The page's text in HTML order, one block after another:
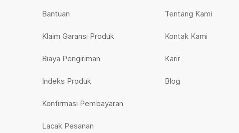
Bantuan
Klaim Garansi Produk
Biaya Pengiriman
Indeks Produk
Konfirmasi Pembayaran
Lacak Pesanan
Tentang Kami
Kontak Kami
Karir
Blog